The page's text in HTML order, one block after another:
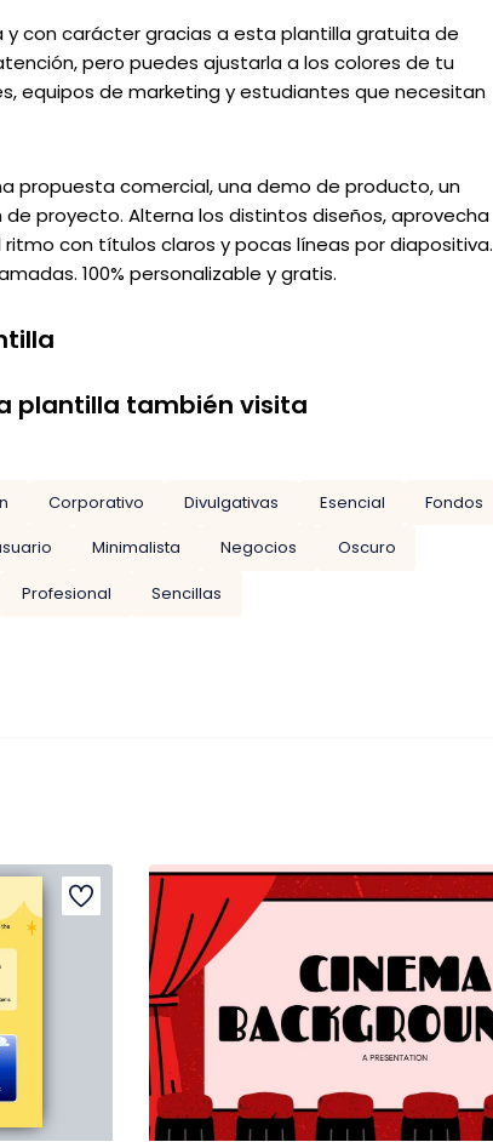
y con carácter gracias a esta plantilla gratuita de
pero puedes ajustarla a los colores de tu
equipos de marketing y estudiantes que necesitan
propuesta comercial, una demo de producto, un
proyecto. Alterna los distintos diseños, aprovecha
con títulos claros y pocas líneas por diapositiva.
100% personalizable y gratis.
plantilla también visita
Corporativo Divulgativas Esencial
Fondos
Minimalista Negocios
Oscuro
Profesional Sencillas